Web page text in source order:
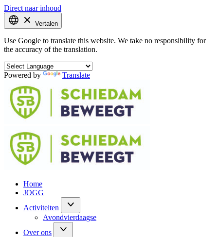
Direct naar inhoud
Vertalen
Use Google to translate this website. We take no responsibility for
the accuracy of the translation.
Powered by Translate
Home
JOGG
Activiteiten
Avondvierdaagse
Over ons